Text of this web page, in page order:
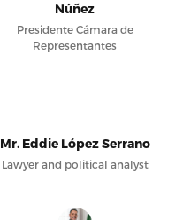
Núñez
Presidente Cámara de
Representantes
Mr. Eddie López Serrano
Lawyer and political analyst